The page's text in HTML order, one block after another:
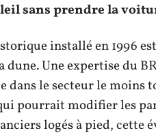
sans prendre la
installé en 1996
dune. Une expertise du
dans le secteur le moins
pourrait modifier les
logés à pied,